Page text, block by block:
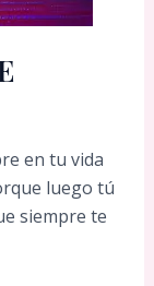
en tu vida
luego tú
siempre te